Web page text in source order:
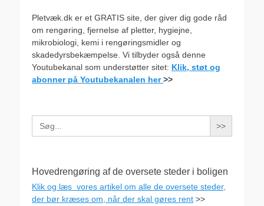
Pletvæk.dk er et GRATIS site, der giver dig gode råd
om rengøring, fjernelse af pletter, hygiejne,
mikrobiologi, kemi i rengøringsmidler og
skadedyrsbekæmpelse. Vi tilbyder også denne
Youtubekanal som understøtter sitet: Klik, støt og
abonner på Youtubekanalen her>>
Search
for:
Hovedrengøring af de oversete steder i boligen
Klik og læs vores artikel om alle de oversete steder,
der bør kræses om, når der skal gøres rent >>